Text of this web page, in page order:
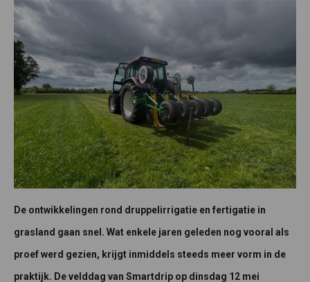
De ontwikkelingen rond druppelirrigatie en fertigatie in
grasland gaan snel. Wat enkele jaren geleden nog vooral als
proef werd gezien, krijgt inmiddels steeds meer vorm in de
praktijk. De velddag van Smartdrip op dinsdag 12 mei